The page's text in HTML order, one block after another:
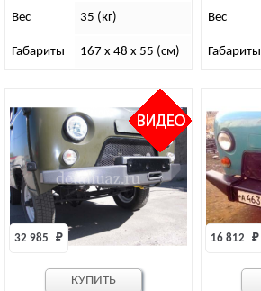
Вес 35 (кг)
Габариты 167 x 48 x 55 (см)
Вес
Габариты
32 985 ₽
КУПИТЬ
16 812 ₽